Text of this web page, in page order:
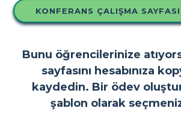
KONFERANS ÇALIŞMA
Bunu öğrencilerinize
sayfasını hesabınıza
kaydedin. Bir ödev
şablon olarak